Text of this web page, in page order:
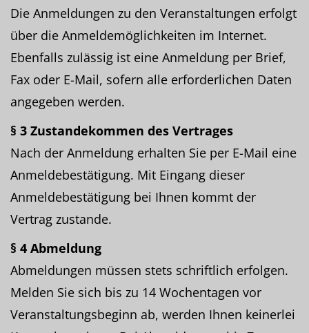
Die Anmeldungen zu den Veranstaltungen erfolgt
über die Anmeldemöglichkeiten im Internet.
Ebenfalls zulässig ist eine Anmeldung per Brief,
Fax oder E-Mail, sofern alle erforderlichen Daten
angegeben werden.
§ 3 Zustandekommen des Vertrages
Nach der Anmeldung erhalten Sie per E-Mail eine
Anmeldebestätigung. Mit Eingang dieser
Anmeldebestätigung bei Ihnen kommt der
Vertrag zustande.
§ 4 Abmeldung
Abmeldungen müssen stets schriftlich erfolgen.
Melden Sie sich bis zu 14 Wochentagen vor
Veranstaltungsbeginn ab, werden Ihnen keinerlei